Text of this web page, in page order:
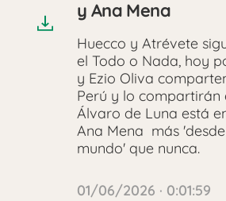
y Ana Mena
Huecco y Atrévete
el Todo o Nada, hoy
y Ezio Oliva
Perú y lo compartirán
Álvaro de Luna está
Ana Mena más
mundo' que nunca.
01/06/2026 · 0:01:59